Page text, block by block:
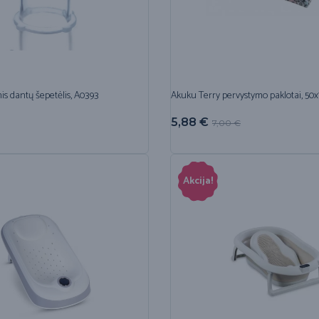
dantų šepetėlis, A0393 Akuku Terry pervystymo paklotai,
7,00€
5,88 €
Akcija!